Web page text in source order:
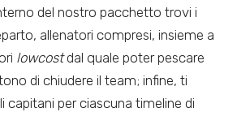
del nostro pacchetto trovi i
allenatori compresi, insieme a
lowcostdal quale poter pescare
di chiudere il team; infine, ti
capitani per ciascuna timeline di